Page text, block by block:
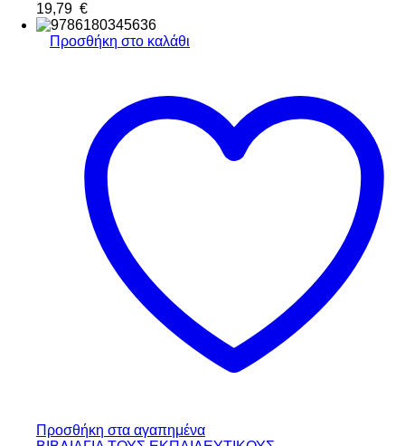
19,79 €
Προσθήκη στο καλάθι
Προσθήκη στα αγαπημένα